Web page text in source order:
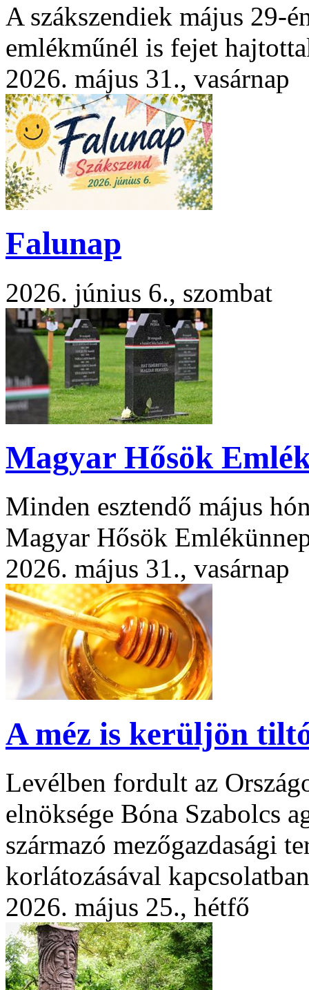
A szákszendiek május 29-
emlékműnél is fejet
2026. május 31., vasárnap
Falunap
2026. június 6., szombat
Magyar Hősök
Minden esztendő május
Magyar Hősök
2026. május 31., vasárnap
A méz is kerüljön
Levélben fordult az
elnöksége Bóna Szabolcs
származó mezőgazdasági
korlátozásával kapcsolatban
2026. május 25., hétfő